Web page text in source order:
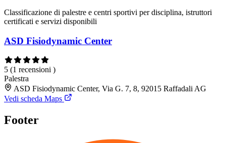
Classificazione di palestre e centri sportivi per disciplina, istruttori
certificati e servizi disponibili
ASD Fisiodynamic Center
5 (1 recensioni )
Palestra
ASD Fisiodynamic Center, Via G. 7, 8, 92015 Raffadali AG
Vedi scheda Maps
Footer